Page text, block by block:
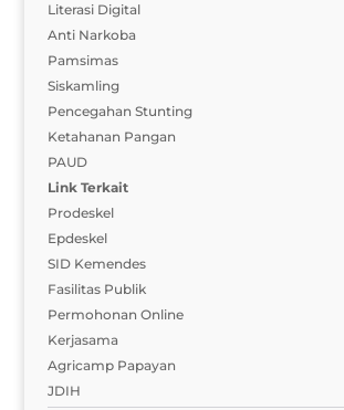
Literasi Digital
Anti Narkoba
Pamsimas
Siskamling
Pencegahan Stunting
Ketahanan Pangan
PAUD
Link Terkait
Prodeskel
Epdeskel
SID Kemendes
Fasilitas Publik
Permohonan Online
Kerjasama
Agricamp Papayan
JDIH